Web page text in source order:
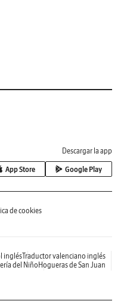
Descargar la app
App Store Google Play
de cookies
inglésTraductor valenciano inglés
del Niño Hogueras de San Juan